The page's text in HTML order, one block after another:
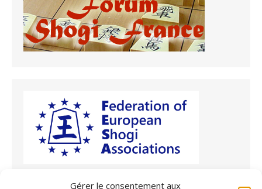
Gérer le consentement aux